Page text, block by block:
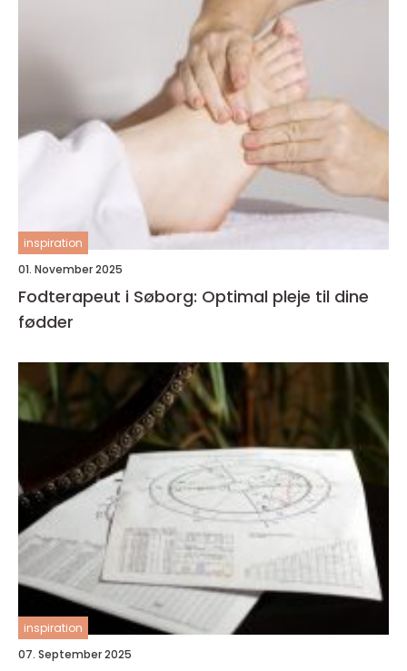
inspiration
01. November 2025
Fodterapeut i Søborg: Optimal pleje til dine
fødder
inspiration
07. September 2025